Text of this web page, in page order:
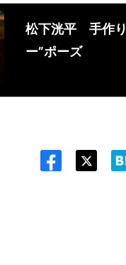
松下洸平 手作り
ー”ポーズ